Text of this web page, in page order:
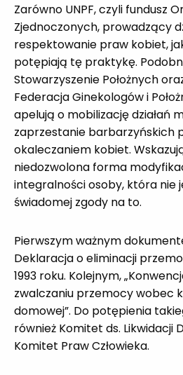
Zarówno UNPF, czyli fundusz
Zjednoczonych, prowadzący
respektowanie praw kobiet,
potępiają tę praktykę.
Stowarzyszenie Położnych
Federacja Ginekologów i
apelują o mobilizację działań
zaprzestanie barbarzyńskich
okaleczaniem kobiet.
niedozwolona forma
integralności osoby, która nie
świadomej zgody na to.
Pierwszym ważnym
Deklaracja o eliminacji
1993 roku. Kolejnym,
zwalczaniu przemocy wobec
domowej”. Do potępienia
również Komitet ds. Likwidacji
Komitet Praw Człowieka.